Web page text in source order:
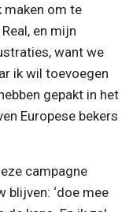
maken om te
en mijn
want we
ik wil toevoegen
gepakt in het
Europese bekers
campagne
blijven: ‘doe mee